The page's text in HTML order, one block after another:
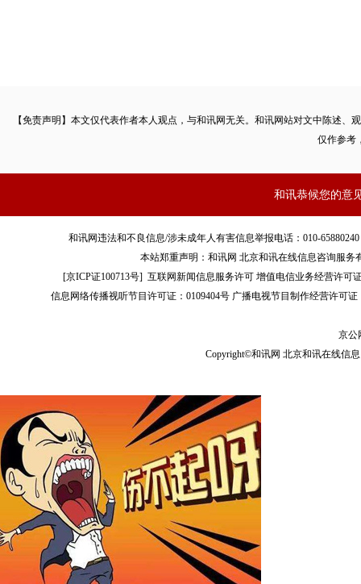
【免责声明】本文仅代表作者本人观点，与和讯网无关。和讯网站对文中陈述
仅作参考
和讯恭候您的意
和讯网违法和不良信息/涉未成年人有害信息举报电话：010-
本站郑重声明：和讯网 北京和讯在线信息咨询服
[京ICP证100713号]互联网新闻信息服务许可 增值电信业务经营许可
信息网络传播视听节目许可证：0109404号 广播电视节目制作经营许可证
京公
Copyright©和讯网 北京和讯在线信